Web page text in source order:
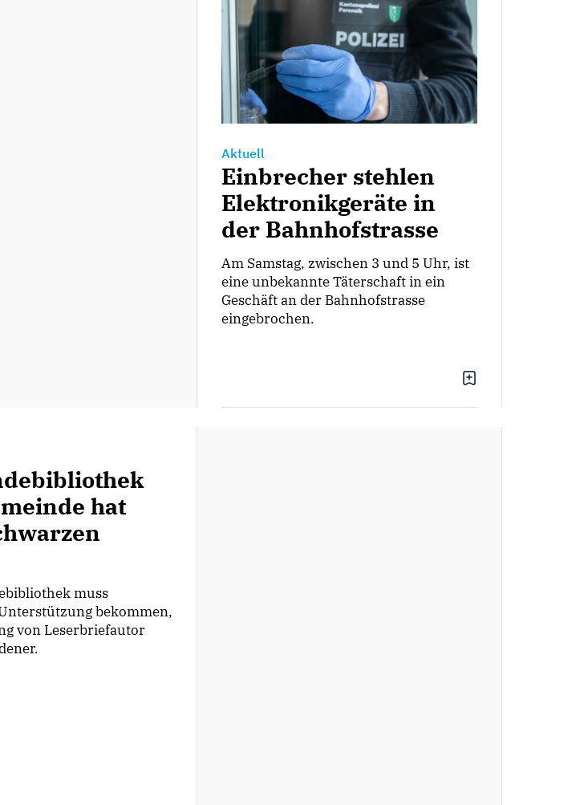
Aktuell
Einbrecher stehlen
Elektronikgeräte in
der Bahnhofstrasse
Am Samstag, zwischen 3 und 5 Uhr, ist
eine unbekannte Täterschaft in ein
Geschäft an der Bahnhofstrasse
eingebrochen.
hat
muss
bekommen,
von Leserbriefautor